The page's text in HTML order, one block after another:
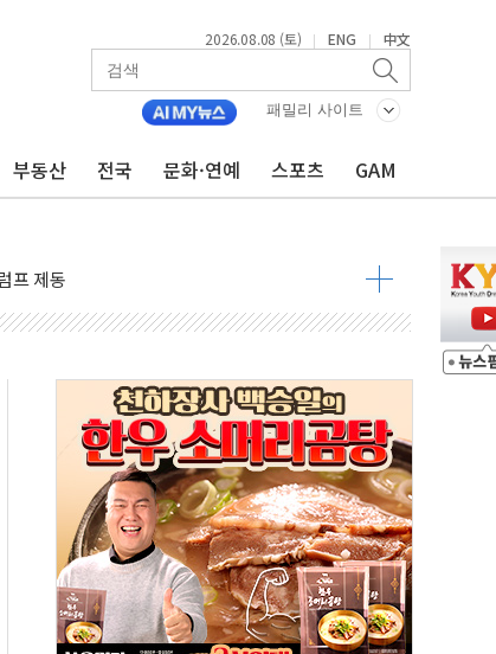
2026.08.08 (토) | ENG | 中文
패밀리 사이트
부동산 전국 문화·연예 스포츠 GAM
라엘·이란 위협에 맞설 자체 억지력 강화
주"
'올스톱'… 美 해상봉쇄 영향
" 촉각
퇴…나스닥 선물 1%대 상승
인상 기대 후퇴
레어·태양광주↑ VS 트레이드데스크·웬디스↓
명 끝까지 찾겠다"
끌'
권 집중 완화 전환점"